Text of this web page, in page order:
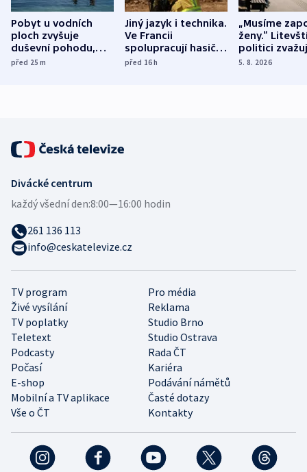
Pobyt u vodních
ploch zvyšuje
duševní pohodu,
ukázala
před 25m
Jiný jazyk i technika.
Ve Francii
spolupracují hasiči z
různých zemí
před 16h
„Musíme
ženy.“
politici
dohodu o
5. 8. 2026
TV program
Pro média
Živé vysílání
Reklama
TV poplatky
Studio Brno
Teletext
Studio Ostrava
Podcasty
Rada ČT
Počasí
Kariéra
E-shop
Podávání námětů
Mobilní a TV aplikace
Časté dotazy
Vše o ČT
Kontakty
Divácké centrum
každý všední den:8:00—16:00 hodin
261 136 113
info@ceskatelevize.cz